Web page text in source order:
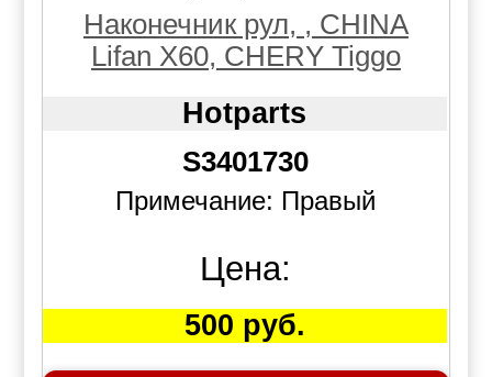
Наконечник рул, , CHINA
Lifan X60, CHERY Tiggo
Hotparts
S3401730
Примечание: Правый
Цена:
500 руб.